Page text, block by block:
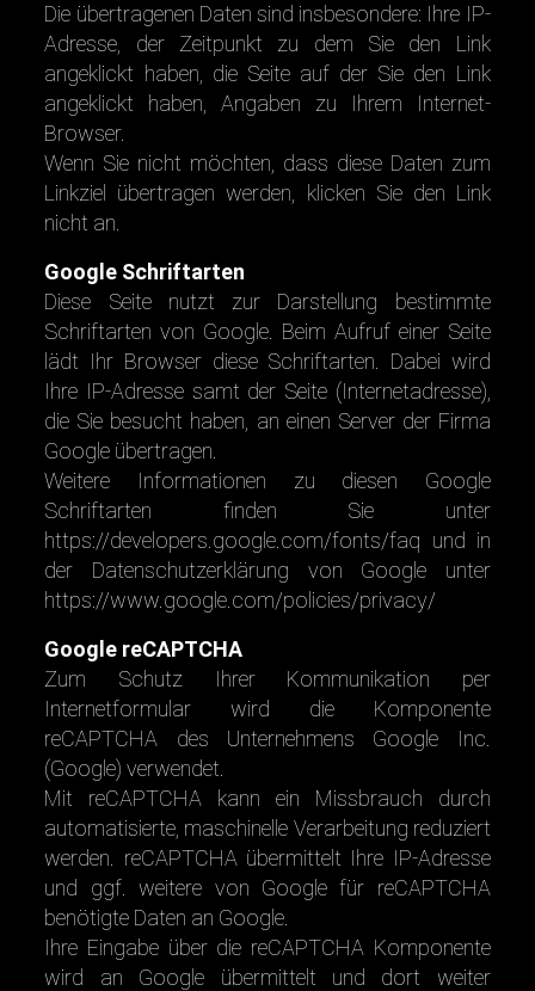
Die übertragenen Daten sind insbesondere: Ihre IP-
Adresse, der Zeitpunkt zu dem Sie den Link
angeklickt haben, die Seite auf der Sie den Link
angeklickt haben, Angaben zu Ihrem Internet-
Browser.
Wenn Sie nicht möchten, dass diese Daten zum
Linkziel übertragen werden, klicken Sie den Link
nicht an.
Google Schriftarten
Diese Seite nutzt zur Darstellung bestimmte
Schriftarten von Google. Beim Aufruf einer Seite
lädt Ihr Browser diese Schriftarten. Dabei wird
Ihre IP-Adresse samt der Seite (Internetadresse),
die Sie besucht haben, an einen Server der Firma
Google übertragen.
Weitere Informationen zu diesen Google
Schriftarten finden Sie unter
https://developers.google.com/fonts/faq und in
der Datenschutzerklärung von Google unter
https://www.google.com/policies/privacy/
Google reCAPTCHA
Zum Schutz Ihrer Kommunikation per
Internetformular wird die Komponente
reCAPTCHA des Unternehmens Google Inc.
(Google) verwendet.
Mit reCAPTCHA kann ein Missbrauch durch
automatisierte, maschinelle Verarbeitung reduziert
werden. reCAPTCHA übermittelt Ihre IP-Adresse
und ggf. weitere von Google für reCAPTCHA
benötigte Daten an Google.
Ihre Eingabe über die reCAPTCHA Komponente
wird an Google übermittelt und dort weiter